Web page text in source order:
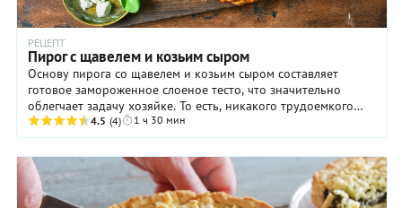
РЕЦЕПТ
Пирог с щавелем и козьим сыром
Основу пирога со щавелем и козьим сыром составляет
готовое замороженное слоеное тесто, что значительно
облегчает задачу хозяйке. То есть, никакого трудоемкого
замешивания и гадания «получится-не ...
4.5 (4) 1 ч 30 мин